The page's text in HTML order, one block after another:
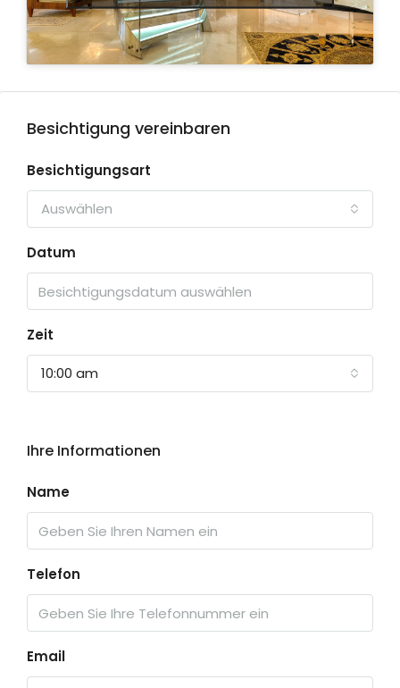
Besichtigung vereinbaren
Besichtigungsart
Auswählen
Datum
Zeit
10:00 am
Ihre Informationen
Name
Telefon
Email